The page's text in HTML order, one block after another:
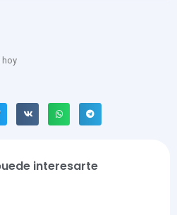
hoy
interesarte